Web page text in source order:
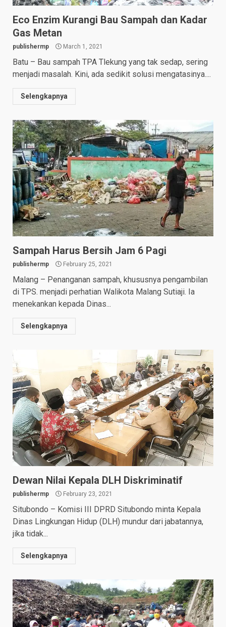
Eco Enzim Kurangi Bau Sampah dan Kadar
Gas Metan
publishermp March 1, 2021
Batu – Bau sampah TPA Tlekung yang tak sedap, sering
menjadi masalah. Kini, ada sedikit solusi mengatasinya....
Selengkapnya
Sampah Harus Bersih Jam 6 Pagi
publishermp February 25, 2021
Malang – Penanganan sampah, khususnya pengambilan
di TPS. menjadi perhatian Walikota Malang Sutiaji. Ia
menekankan kepada Dinas...
Selengkapnya
Dewan Nilai Kepala DLH Diskriminatif
publishermp February 23, 2021
Situbondo – Komisi III DPRD Situbondo minta Kepala
Dinas Lingkungan Hidup (DLH) mundur dari jabatannya,
jika tidak...
Selengkapnya